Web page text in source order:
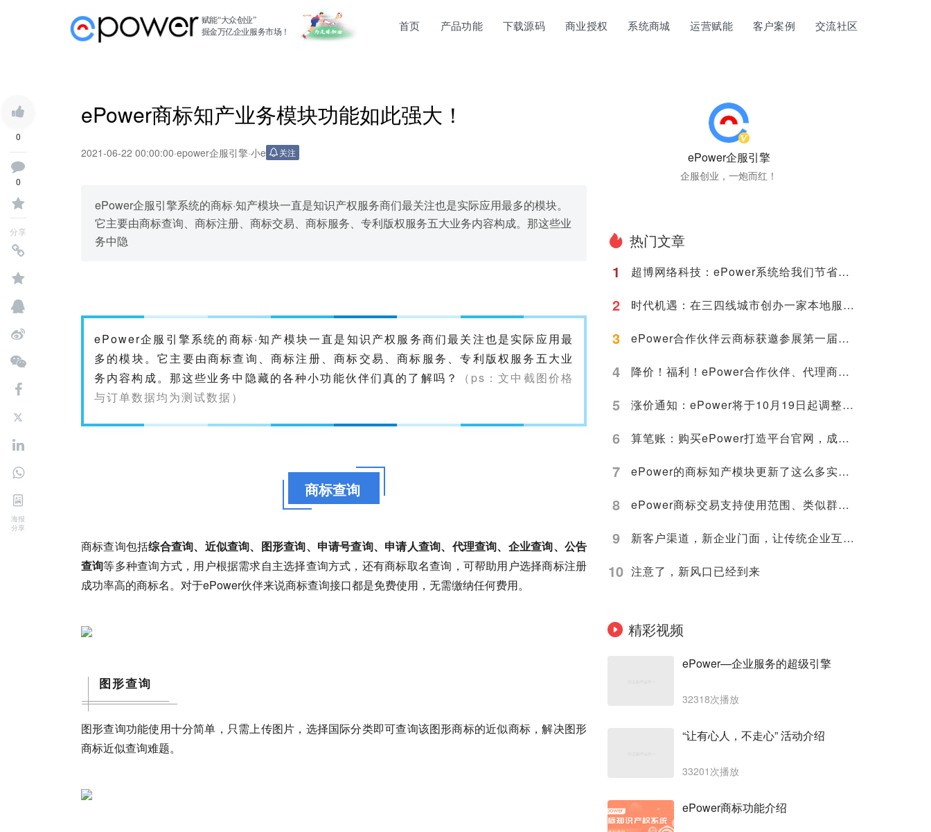
首页 产品功能 下载源码 商业授权 系统商城 运营赋能 客户案例 交流社区
赋能“大众创业”
掘金万亿企业服务市场！
0
0
分享
海报
分享
ePower商标知产业务模块功能如此强大！
2021-06-22 00:00:00·epower企服引擎·小e 关注
ePower企服引擎系统的商标·知产模块一直是知识产权服务商们最关注也是实际应用最多的模块。
它主要由商标查询、商标注册、商标交易、商标服务、专利版权服务五大业务内容构成。那这些业
务中隐
ePower企服引擎系统的商标·知产模块一直是知识产权服务商们最关注也是实际应用最
多的模块。它主要由商标查询、商标注册、商标交易、商标服务、专利版权服务五大业
务内容构成。那这些业务中隐藏的各种小功能伙伴们真的了解吗？
（ps：文中截图价格
与订单数据均为测试数据）
商标查询
商标查询包括综合查询、近似查询、图形查询、申请号查询、申请人查询、代理查询、企业查询、公告
查询等多种查询方式，用户根据需求自主选择查询方式，还有商标取名查询，可帮助用户选择商标注册
成功率高的商标名。对于ePower伙伴来说商标查询接口都是免费使用，无需缴纳任何费用。
图形查询
图形查询功能使用十分简单，只需上传图片，选择国际分类即可查询该图形商标的近似商标，解决图形
商标近似查询难题。
ePower企服引擎
企服创业，一炮而红！
热门文章
1
超博网络科技：ePower系统给我们节省了很多的时间、人力与金钱成本！
2 时代机遇：在三四线城市创办一家本地服务的“阿里云”
3 ePower合作伙伴云商标获邀参展第一届中国—东盟人工智能峰会，并在新型智慧城市协同创新大赛荣获第一名！
4 降价！福利！ePower合作伙伴、代理商标注册价格低至268元，官微建站0成本
5 涨价通知：ePower将于10月19日起调整授权价格！
6 算笔账：购买ePower打造平台官网，成本究竟节约在哪里？
7 ePower的商标知产模块更新了这么多实用功能，你不来看看？
8 ePower商标交易支持使用范围、类似群组搜索，找标更方便！
9 新客户渠道，新企业门面，让传统企业互联网化的轻松方案
10 注意了，新风口已经到来
精彩视频
ePower—企业服务的超级引擎
32318次播放
“让有心人，不走心” 活动介绍
33201次播放
ePower商标功能介绍